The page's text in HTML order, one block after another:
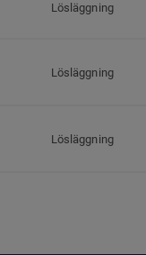
Lösläggning
Lösläggning
Lösläggning